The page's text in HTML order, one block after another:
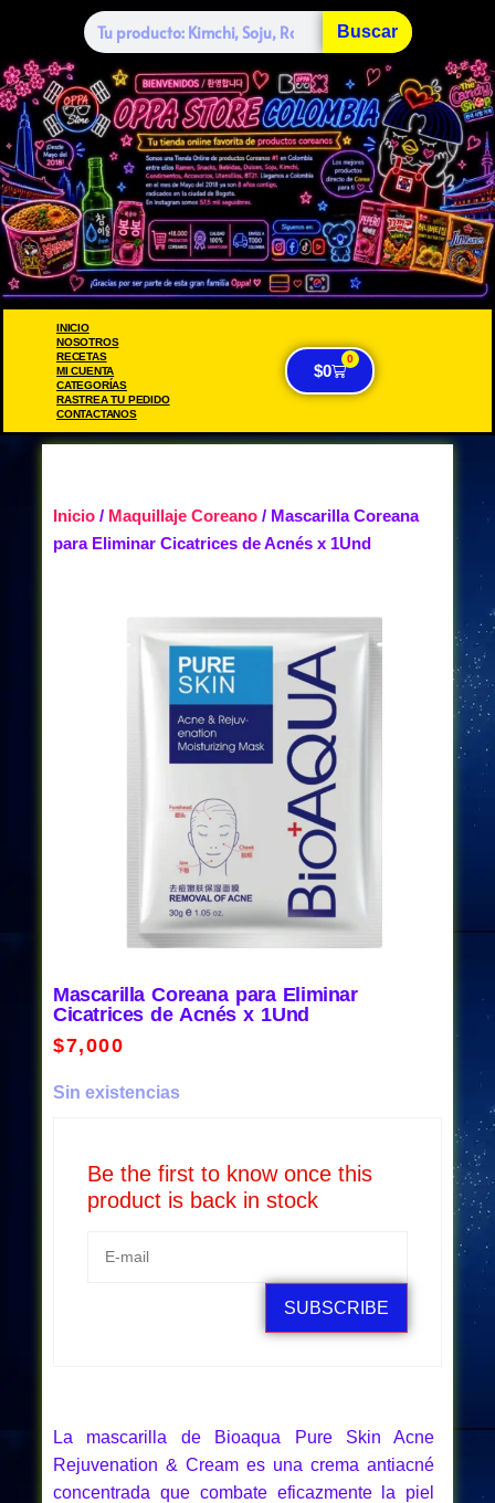
Buscar
INICIO
NOSOTROS
RECETAS
MI CUENTA
CATEGORÍAS
RASTREA TU PEDIDO
CONTACTANOS
$0
0
Inicio / Maquillaje Coreano / Mascarilla Coreana
para Eliminar Cicatrices de Acnés x 1Und
Mascarilla Coreana para Eliminar
Cicatrices de Acnés x 1Und
$7,000
Sin existencias
Be the first to know once this
product is back in stock
SUBSCRIBE
La mascarilla de Bioaqua Pure Skin Acne
Rejuvenation & Cream es una crema antiacné
concentrada que combate eficazmente la piel